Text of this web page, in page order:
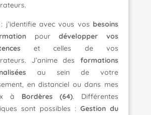
j’identifie avec vous vos besoins
pourdévelopper vos
et celles de vos
J’anime des formations
au sein de votre
en distanciel ou dans mes
à Bordères (64). Différentes
sont possibles : Gestion du